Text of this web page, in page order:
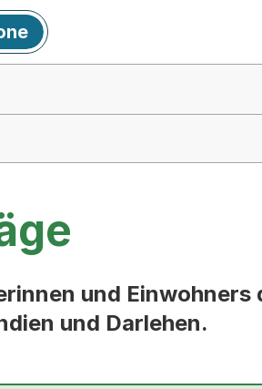
und Einwohners
und Darlehen.